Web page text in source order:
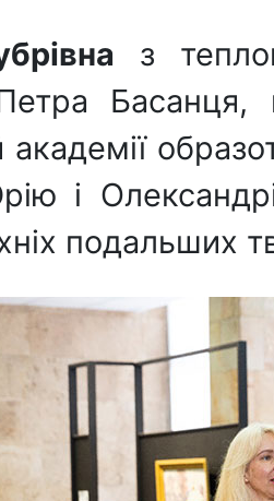
з
академії
і
подальших